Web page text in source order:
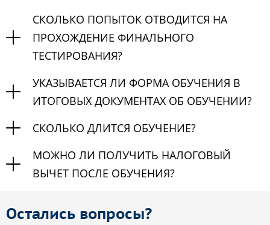
СКОЛЬКО ПОПЫТОК ОТВОДИТСЯ НА
ПРОХОЖДЕНИЕ ФИНАЛЬНОГО
ТЕСТИРОВАНИЯ?
УКАЗЫВАЕТСЯ ЛИ ФОРМА ОБУЧЕНИЯ В
ИТОГОВЫХ ДОКУМЕНТАХ ОБ ОБУЧЕНИИ?
СКОЛЬКО ДЛИТСЯ ОБУЧЕНИЕ?
МОЖНО ЛИ ПОЛУЧИТЬ НАЛОГОВЫЙ
ВЫЧЕТ ПОСЛЕ ОБУЧЕНИЯ?
Остались вопросы?